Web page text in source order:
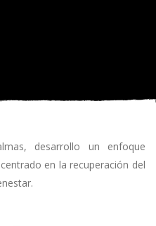
desarrollo un enfoque
en la recuperación del